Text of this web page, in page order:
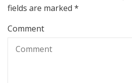
fields are marked *
Comment